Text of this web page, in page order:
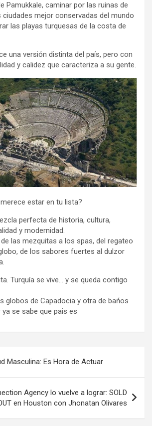
Pamukkale, caminar por las ruinas de
ciudades mejor conservadas del mundo
las playas turquesas de la costa de
una versión distinta del país, pero con
y calidez que caracteriza a su gente.
estar en tu lista?
perfecta de historia, cultura,
y modernidad.
las mezquitas a los spas, del regateo
de los sabores fuertes al dulzor
Turquía se vive… y se queda contigo
globos de Capadocia y otra de bańos
se sabe que pais es
Masculina: Es Hora de Actuar
Agency lo vuelve a lograr: SOLD
en Houston con Jhonatan Olivares